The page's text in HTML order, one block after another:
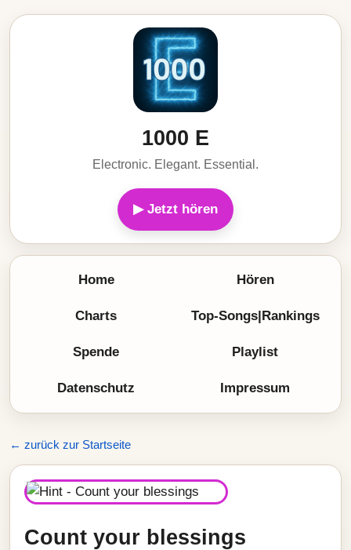
1000 E
Electronic. Elegant. Essential.
▶ Jetzt hören
Home Hören
Charts Top-Songs|Rankings
Spende Playlist
Datenschutz Impressum
← zurück zur Startseite
Count your blessings